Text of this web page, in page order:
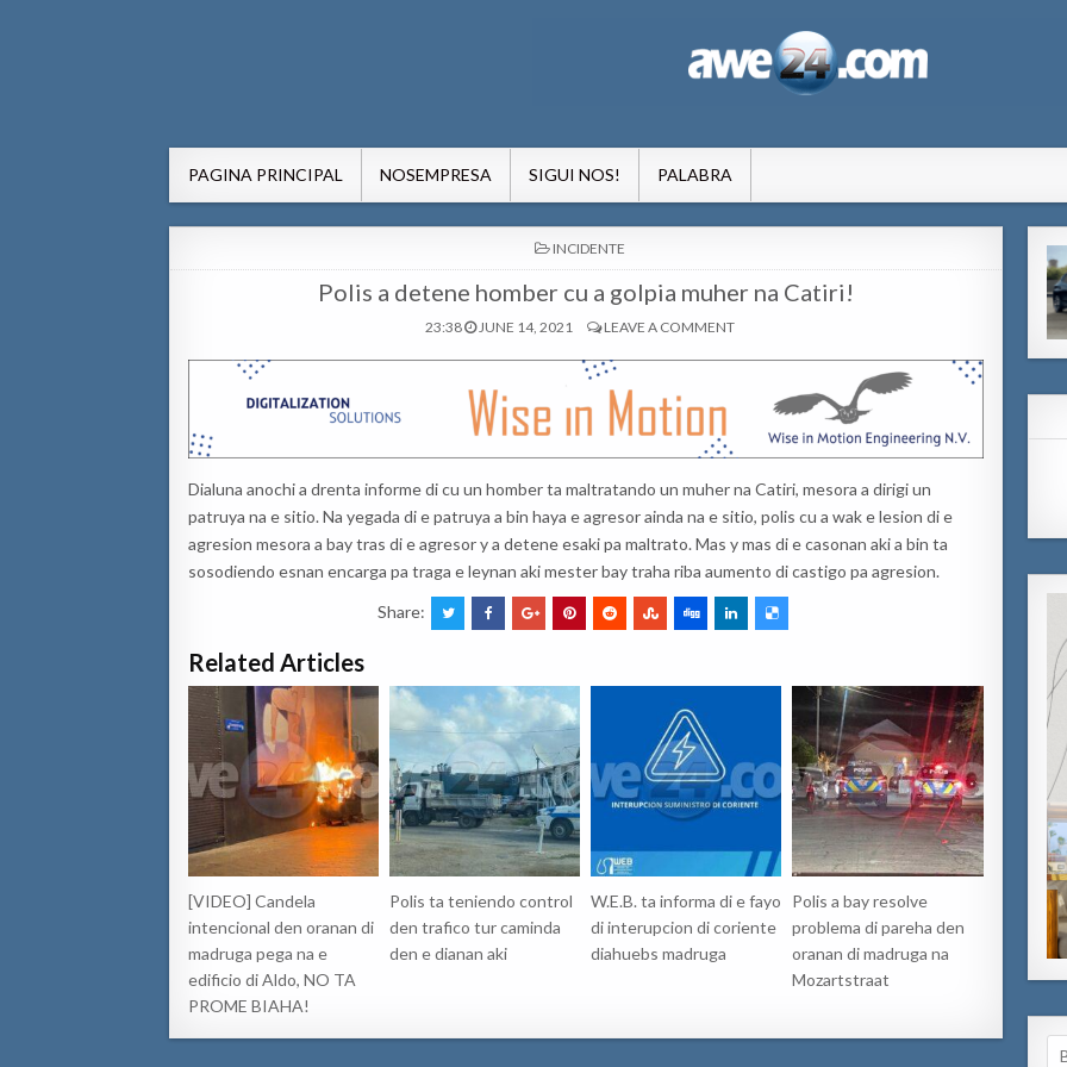
PAGINA PRINCIPAL NOSEMPRESA SIGUI NOS! PALABRA
POSTED
IN
INCIDENTE
Polis a detene homber cu a golpia muher na Catiri!
23:38 JUNE 14, 2021 LEAVE A COMMENT
Dialuna anochi a drenta informe di cu un homber ta maltratando un muher na Catiri, mesora a dirigi un
patruya na e sitio. Na yegada di e patruya a bin haya e agresor ainda na e sitio, polis cu a wak e lesion di e
agresion mesora a bay tras di e agresor y a detene esaki pa maltrato. Mas y mas di e casonan aki a bin ta
sosodiendo esnan encarga pa traga e leynan aki mester bay traha riba aumento di castigo pa agresion.
Share:
Related Articles
[VIDEO] Candela
intencional den oranan di
madruga pega na e
edificio di Aldo, NO TA
PROME BIAHA!
Polis ta teniendo control
den trafico tur caminda
den e dianan aki
W.E.B. ta informa di e fayo
di interupcion di coriente
diahuebs madruga
Polis a bay resolve
problema di pareha den
oranan di madruga na
Mozartstraat